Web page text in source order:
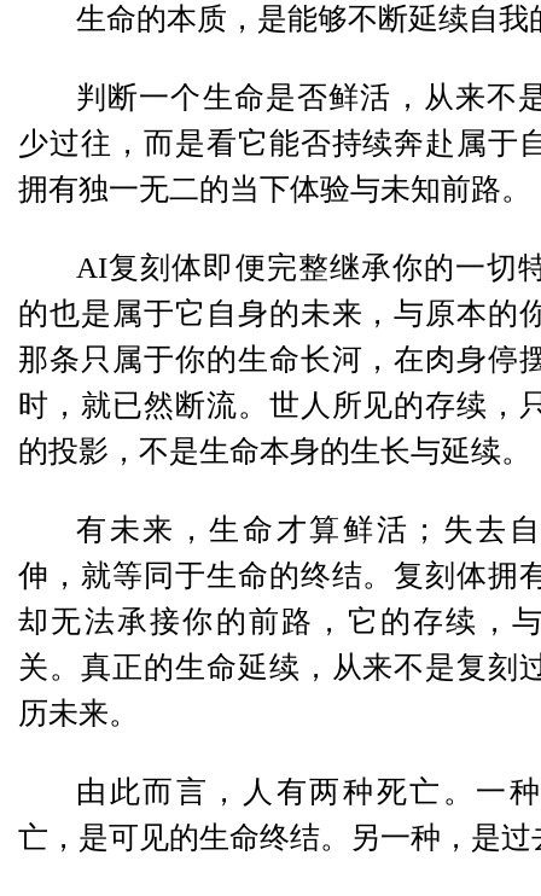
生命的本质，是能够不断延续自我
判断一个生命是否鲜活，从来不
少过往，而是看它能否持续奔赴属于
拥有独一无二的当下体验与未知前路。
AI复刻体即便完整继承你的一切
的也是属于它自身的未来，与原本的
那条只属于你的生命长河，在肉身停
时，就已然断流。世人所见的存续，
的投影，不是生命本身的生长与延续。
有未来，生命才算鲜活；失去
伸，就等同于生命的终结。复刻体拥
却无法承接你的前路，它的存续，
关。真正的生命延续，从来不是复刻
历未来。
由此而言，人有两种死亡。一
亡，是可见的生命终结。另一种，是过